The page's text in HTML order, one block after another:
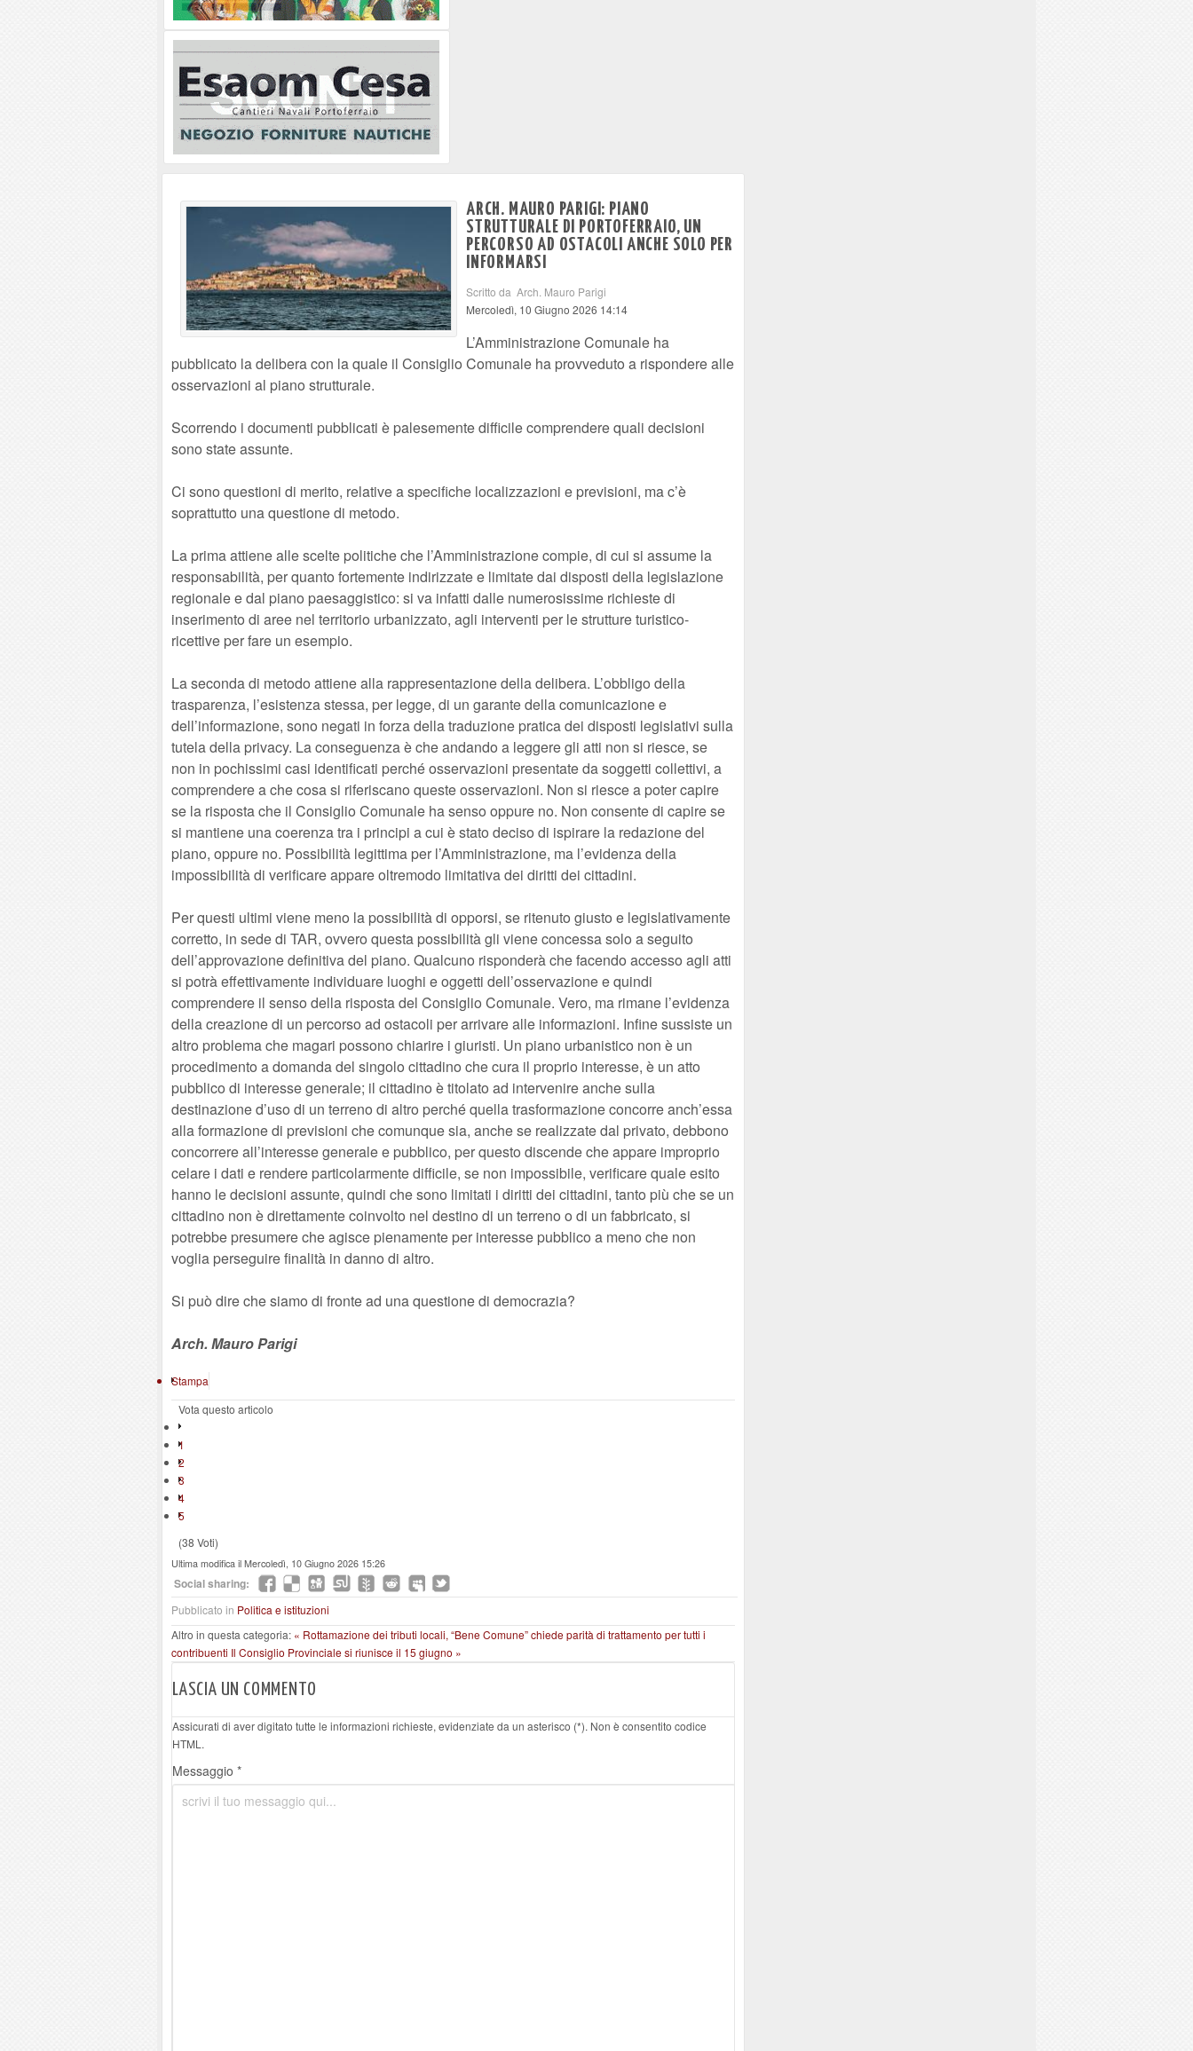
ARCH. MAURO PARIGI: PIANO
STRUTTURALE DI PORTOFERRAIO, UN
PERCORSO AD OSTACOLI ANCHE SOLO PER
INFORMARSI
Scritto da Arch. Mauro Parigi
Mercoledì, 10 Giugno 2026 14:14
L’Amministrazione Comunale ha
pubblicato la delibera con la quale il Consiglio Comunale ha provveduto a rispondere alle
osservazioni al piano strutturale.
Scorrendo i documenti pubblicati è palesemente difficile comprendere quali decisioni
sono state assunte.
Ci sono questioni di merito, relative a specifiche localizzazioni e previsioni, ma c’è
soprattutto una questione di metodo.
La prima attiene alle scelte politiche che l’Amministrazione compie, di cui si assume la
responsabilità, per quanto fortemente indirizzate e limitate dai disposti della legislazione
regionale e dal piano paesaggistico: si va infatti dalle numerosissime richieste di
inserimento di aree nel territorio urbanizzato, agli interventi per le strutture turistico-
ricettive per fare un esempio.
La seconda di metodo attiene alla rappresentazione della delibera. L’obbligo della
trasparenza, l’esistenza stessa, per legge, di un garante della comunicazione e
dell’informazione, sono negati in forza della traduzione pratica dei disposti legislativi sulla
tutela della privacy. La conseguenza è che andando a leggere gli atti non si riesce, se
non in pochissimi casi identificati perché osservazioni presentate da soggetti collettivi, a
comprendere a che cosa si riferiscano queste osservazioni. Non si riesce a poter capire
se la risposta che il Consiglio Comunale ha senso oppure no. Non consente di capire se
si mantiene una coerenza tra i principi a cui è stato deciso di ispirare la redazione del
piano, oppure no. Possibilità legittima per l’Amministrazione, ma l’evidenza della
impossibilità di verificare appare oltremodo limitativa dei diritti dei cittadini.
Per questi ultimi viene meno la possibilità di opporsi, se ritenuto giusto e legislativamente
corretto, in sede di TAR, ovvero questa possibilità gli viene concessa solo a seguito
dell’approvazione definitiva del piano. Qualcuno risponderà che facendo accesso agli atti
si potrà effettivamente individuare luoghi e oggetti dell’osservazione e quindi
comprendere il senso della risposta del Consiglio Comunale. Vero, ma rimane l’evidenza
della creazione di un percorso ad ostacoli per arrivare alle informazioni. Infine sussiste un
altro problema che magari possono chiarire i giuristi. Un piano urbanistico non è un
procedimento a domanda del singolo cittadino che cura il proprio interesse, è un atto
pubblico di interesse generale; il cittadino è titolato ad intervenire anche sulla
destinazione d’uso di un terreno di altro perché quella trasformazione concorre anch’essa
alla formazione di previsioni che comunque sia, anche se realizzate dal privato, debbono
concorrere all’interesse generale e pubblico, per questo discende che appare improprio
celare i dati e rendere particolarmente difficile, se non impossibile, verificare quale esito
hanno le decisioni assunte, quindi che sono limitati i diritti dei cittadini, tanto più che se un
cittadino non è direttamente coinvolto nel destino di un terreno o di un fabbricato, si
potrebbe presumere che agisce pienamente per interesse pubblico a meno che non
voglia perseguire finalità in danno di altro.
Si può dire che siamo di fronte ad una questione di democrazia?
Arch. Mauro Parigi
Stampa
Vota questo articolo
1
2
3
4
5
(38 Voti)
Ultima modifica il Mercoledì, 10 Giugno 2026 15:26
Social sharing:
Pubblicato in Politica e istituzioni
Altro in questa categoria: « Rottamazione dei tributi locali, “Bene Comune” chiede parità di trattamento per tutti i
contribuenti Il Consiglio Provinciale si riunisce il 15 giugno »
LASCIA UN COMMENTO
Assicurati di aver digitato tutte le informazioni richieste, evidenziate da un asterisco (*). Non è consentito codice
HTML.
Messaggio *